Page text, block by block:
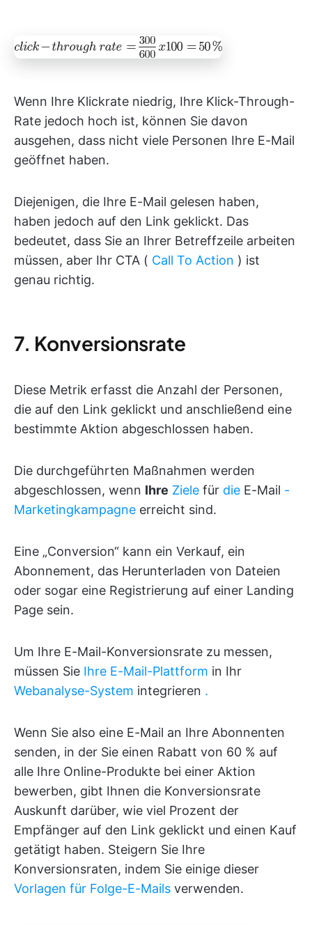
Wenn Ihre Klickrate niedrig, Ihre Klick-Through-
Rate jedoch hoch ist, können Sie davon
ausgehen, dass nicht viele Personen Ihre E-Mail
geöffnet haben.
Diejenigen, die Ihre E-Mail gelesen haben,
haben jedoch auf den Link geklickt. Das
bedeutet, dass Sie an Ihrer Betreffzeile arbeiten
müssen, aber Ihr CTA ( Call To Action ) ist
genau richtig.
7. Konversionsrate
Diese Metrik erfasst die Anzahl der Personen,
die auf den Link geklickt und anschließend eine
bestimmte Aktion abgeschlossen haben.
Die durchgeführten Maßnahmen werden
abgeschlossen, wenn Ihre Ziele für die E-Mail -
Marketingkampagne erreicht sind.
Eine „Conversion“ kann ein Verkauf, ein
Abonnement, das Herunterladen von Dateien
oder sogar eine Registrierung auf einer Landing
Page sein.
Um Ihre E-Mail-Konversionsrate zu messen,
müssen Sie Ihre E-Mail-Plattform in Ihr
Webanalyse-System integrieren .
Wenn Sie also eine E-Mail an Ihre Abonnenten
senden, in der Sie einen Rabatt von 60 % auf
alle Ihre Online-Produkte bei einer Aktion
bewerben, gibt Ihnen die Konversionsrate
Auskunft darüber, wie viel Prozent der
Empfänger auf den Link geklickt und einen Kauf
getätigt haben. Steigern Sie Ihre
Konversionsraten, indem Sie einige dieser
Vorlagen für Folge-E-Mails verwenden.